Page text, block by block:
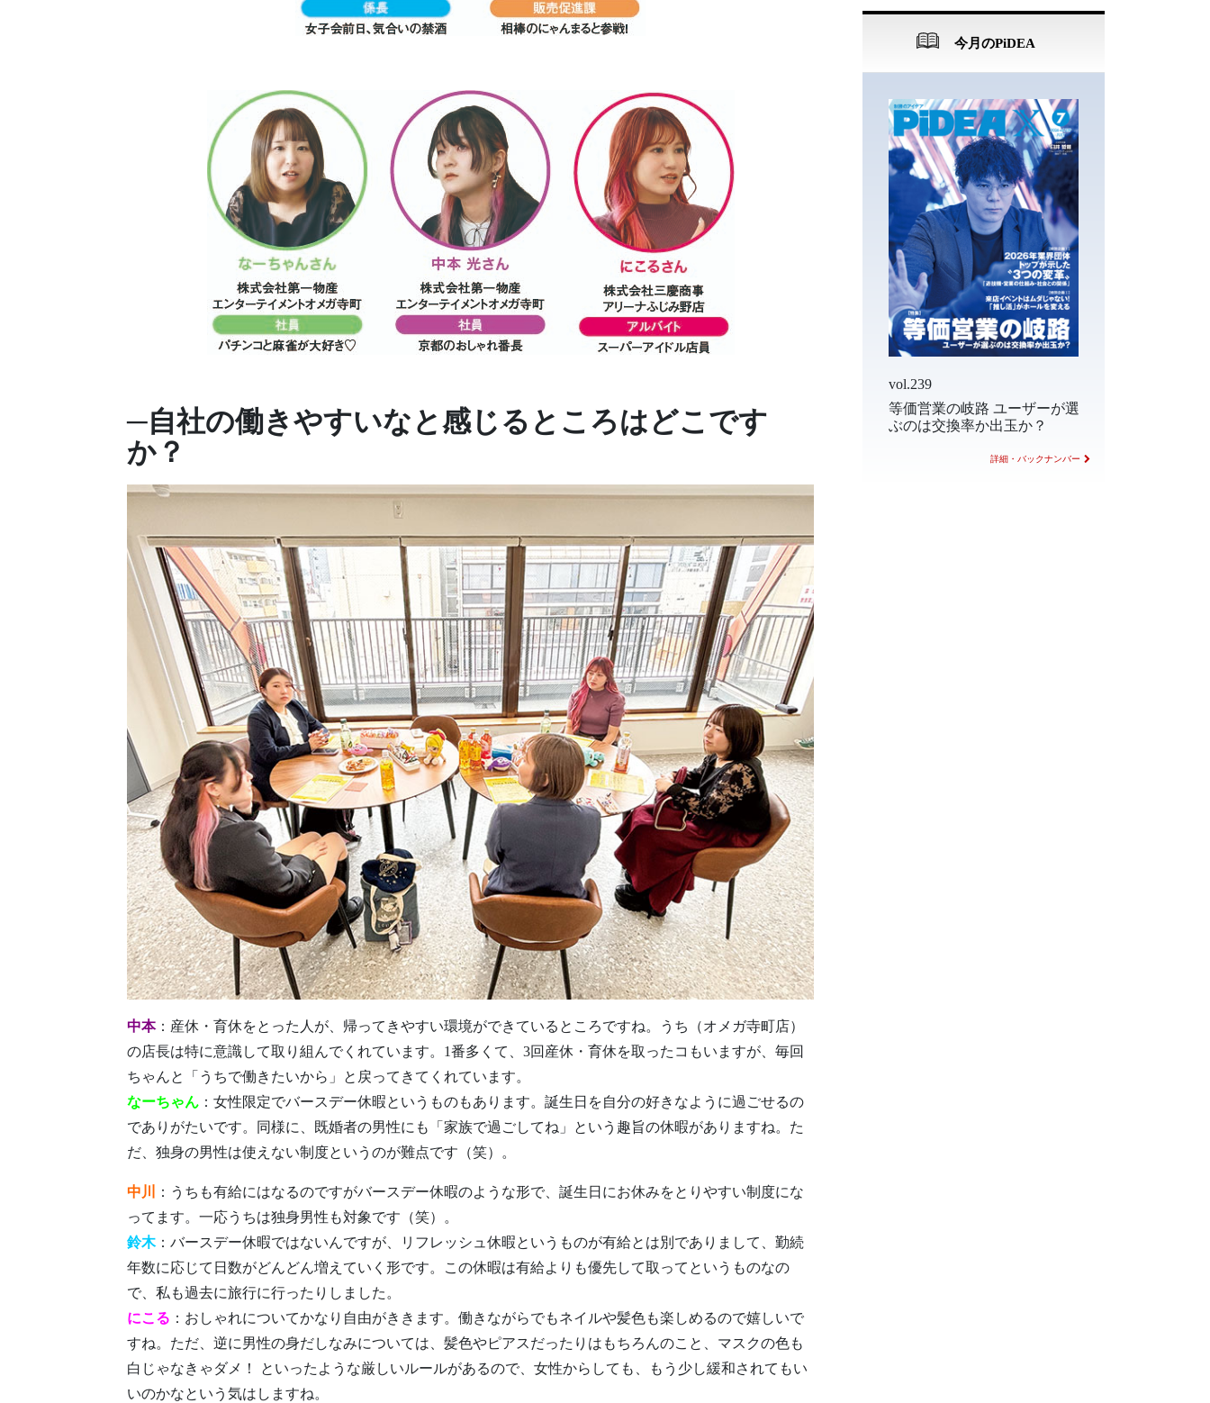
─自社の働きやすいなと感じるところはどこです
か？
中本：産休・育休をとった人が、帰ってきやすい環境ができているところですね。うち（オメガ寺町店）
の店長は特に意識して取り組んでくれています。1番多くて、3回産休・育休を取ったコもいますが、毎回
ちゃんと「うちで働きたいから」と戻ってきてくれています。
なーちゃん ：女性限定でバースデー休暇というものもあります。誕生日を自分の好きなように過ごせるの
でありがたいです。同様に、既婚者の男性にも「家族で過ごしてね」という趣旨の休暇がありますね。た
だ、独身の男性は使えない制度というのが難点です（笑）。
中川
：うちも有給にはなるのですがバースデー休暇のような形で、誕生日にお休みをとりやすい制度にな
ってます。一応うちは独身男性も対象です（笑）。
鈴木：バースデー休暇ではないんですが、リフレッシュ休暇というものが有給とは別でありまして、勤続
年数に応じて日数がどんどん増えていく形です。この休暇は有給よりも優先して取ってというものなの
で、私も過去に旅行に行ったりしました。
にこる ：おしゃれについてかなり自由がききます。働きながらでもネイルや髪色も楽しめるので嬉しいで
すね。ただ、逆に男性の身だしなみについては、髪色やピアスだったりはもちろんのこと、マスクの色も
白じゃなきゃダメ！ といったような厳しいルールがあるので、女性からしても、もう少し緩和されてもい
いのかなという気はしますね。
今月のPiDEA
vol.239
等価営業の岐路 ユーザーが選
ぶのは交換率か出玉か？
詳細・バックナンバー